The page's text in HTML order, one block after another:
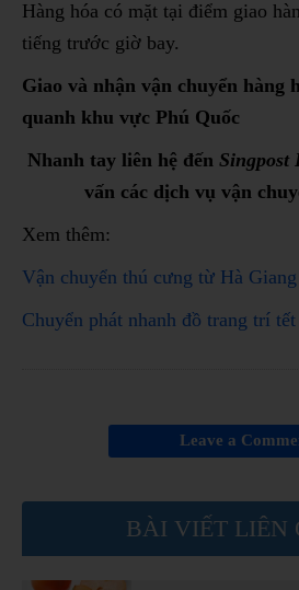
Hàng hóa có mặt tại điểm giao
tiếng trước giờ bay.
Giao và nhận vận chuyển hàng
quanh khu vực Phú Quốc
Nhanh tay liên hệ đến Singpost
vấn các dịch vụ vận
Xem thêm:
Vận chuyển thú cưng từ Hà
Chuyển phát nhanh đồ trang trí
Leave a
BÀI VIẾT LIÊN